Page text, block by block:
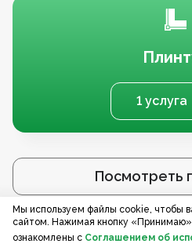
1 услуга
Посмотреть
Услуги по
Мы используем файлы cookie, чтобы
сайтом. Нажимая кнопку
ознакомлены с Соглашением об